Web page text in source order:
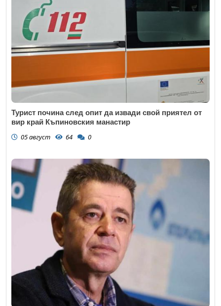
Турист почина след опит да извади свой приятел от
вир край Къпиновския манастир
05 август 64 0